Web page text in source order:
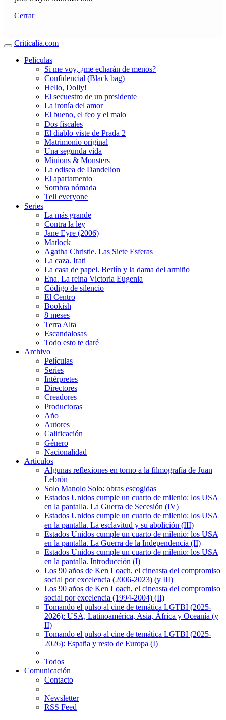
Cerrar
Criticalia.com
Peliculas
Si me voy, ¿me echarán de menos?
Confidencial (Black bag)
Hello, Dolly!
El secuestro de un presidente
La ironía del amor
El bueno, el feo y el malo
Dos fiscales
El diablo viste de Prada 2
Matrimonio original
Una segunda vida
Minions & Monsters
La odisea de Dandelion
El apartamento
Sombra nómada
Tell everyone
Series
La más grande
Contra la ley
Jane Eyre (2006)
Matlock
Agatha Christie. Las Siete Esferas
La caza. Irati
La casa de papel. Berlín y la dama del armiño
Ena. La reina Victoria Eugenia
Código de silencio
El Centro
Bookish
8 meses
Terra Alta
Escandalosas
Todo esto te daré
Archivo
Películas
Series
Intérpretes
Directores
Creadores
Productoras
Año
Autores
Calificación
Género
Nacionalidad
Articulos
Algunas reflexiones en torno a la filmografía de Juan
Lebrón
Solo Manolo Solo: obras escogidas
Estados Unidos cumple un cuarto de milenio: los USA
en la pantalla. La Guerra de Secesión (IV)
Estados Unidos cumple un cuarto de milenio: los USA
en la pantalla. La esclavitud y su abolición (III)
Estados Unidos cumple un cuarto de milenio: los USA
en la pantalla. La Guerra de la Independencia (II)
Estados Unidos cumple un cuarto de milenio: los USA
en la pantalla. Introducción (I)
Los 90 años de Ken Loach, el cineasta del compromiso
social por excelencia (2006-2023) (y III)
Los 90 años de Ken Loach, el cineasta del compromiso
social por excelencia (1994-2004) (II)
Tomando el pulso al cine de temática LGTBI (2025-
2026): USA, Latinoamérica, Asia, África y Oceanía (y
II)
Tomando el pulso al cine de temática LGTBI (2025-
2026): España y resto de Europa (I)
Todos
Comunicación
Contacto
Newsletter
RSS Feed